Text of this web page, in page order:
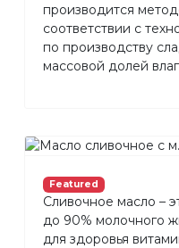
производится
соответствии с
по производству
массовой долей
Featured
Сливочное масло –
до 90% молочного
для здоровья